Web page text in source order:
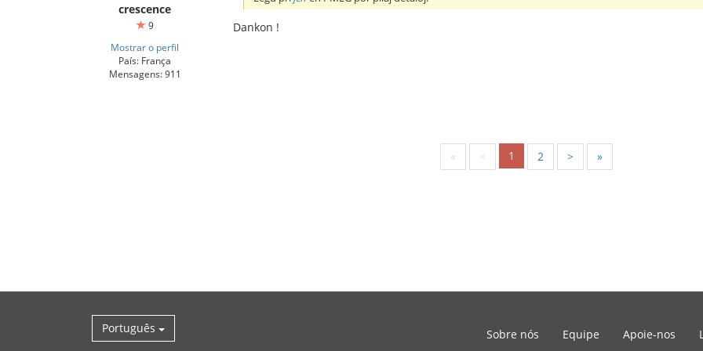
crescence
9
Mostrar o perfil
País: França
Mensagens: 911
Dankon !
« < 1 2 > »
Português Sobre nós Equipe Apoie-nos